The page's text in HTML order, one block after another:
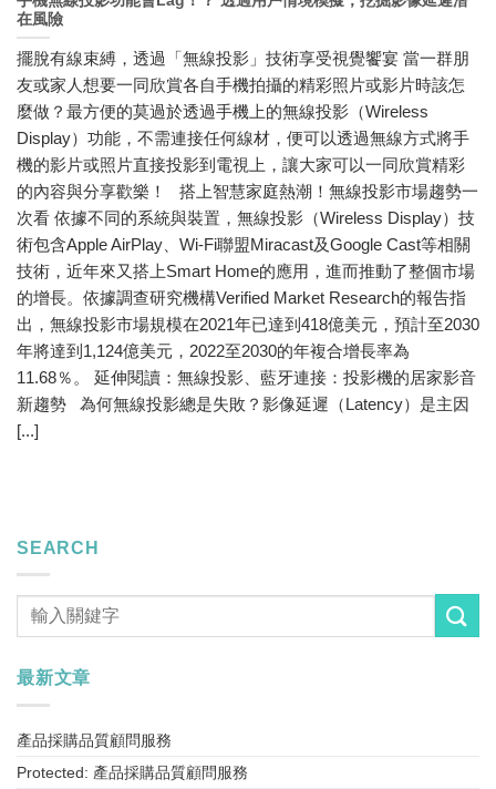
在風險
擺脫有線束縛，透過「無線投影」技術享受視覺饗宴 當一群朋
友或家人想要一同欣賞各自手機拍攝的精彩照片或影片時該怎
麼做？最方便的莫過於透過手機上的無線投影（Wireless
Display）功能，不需連接任何線材，便可以透過無線方式將手
機的影片或照片直接投影到電視上，讓大家可以一同欣賞精彩
的內容與分享歡樂！ 搭上智慧家庭熱潮！無線投影市場趨勢一
次看 依據不同的系統與裝置，無線投影（Wireless Display）技
術包含Apple AirPlay、Wi-Fi聯盟Miracast及Google Cast等相關
技術，近年來又搭上Smart Home的應用，進而推動了整個市場
的增長。依據調查研究機構Verified Market Research的報告指
出，無線投影市場規模在2021年已達到418億美元，預計至2030
年將達到1,124億美元，2022至2030的年複合增長率為
11.68％。 延伸閱讀：無線投影、藍牙連接：投影機的居家影音
新趨勢 為何無線投影總是失敗？影像延遲（Latency）是主因
[...]
SEARCH
最新文章
產品採購品質顧問服務
Protected: 產品採購品質顧問服務